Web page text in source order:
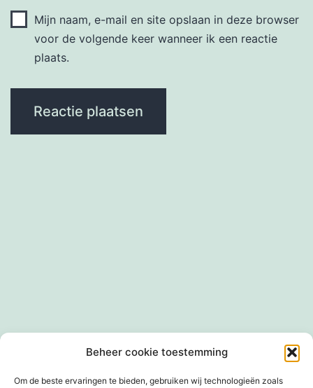
Beheer cookie toestemming
Om de beste ervaringen te bieden, gebruiken wij technologieën zoals
Mijn naam, e-mail en site opslaan in deze browser
voor de volgende keer wanneer ik een reactie
plaats.
Mandje Afrekenen Mijn account